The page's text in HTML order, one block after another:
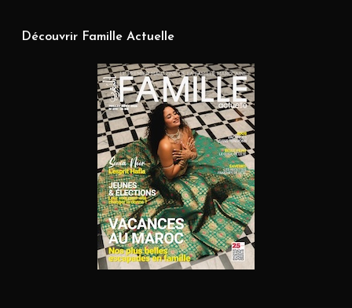
Découvrir Famille Actuelle